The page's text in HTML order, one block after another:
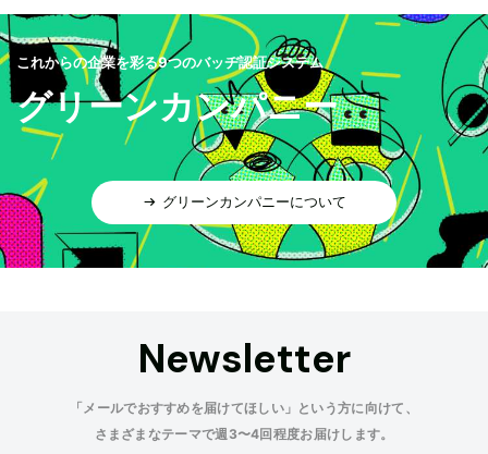
これからの企業を彩る9つのバッヂ認証システム
グリーンカンパニー
グリーンカンパニーについて
Newsletter
「メールでおすすめを届けてほしい」という方に向けて、
さまざまなテーマで週3〜4回程度お届けします。